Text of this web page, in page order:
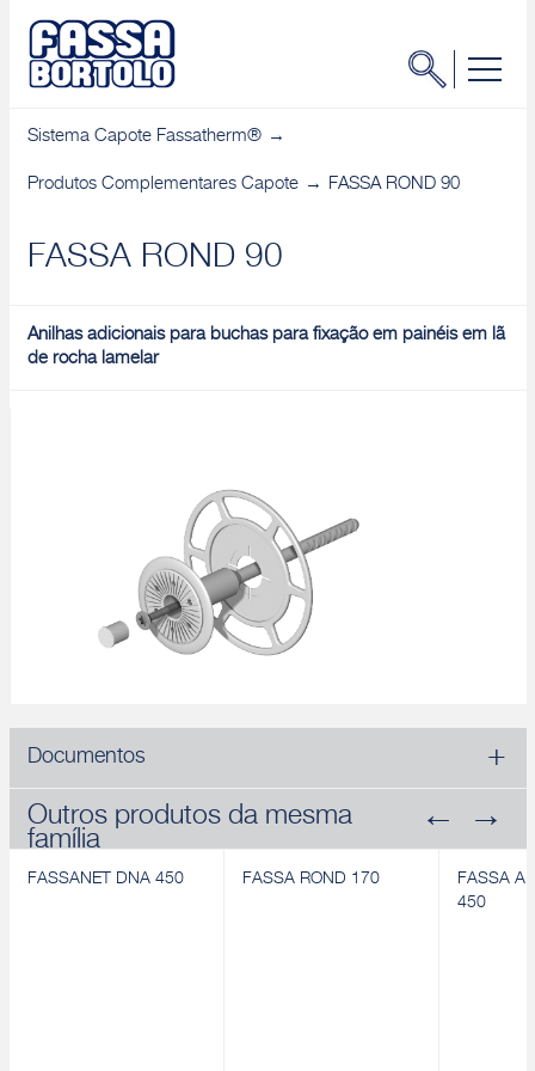
Sistema Capote Fassatherm®
Produtos Complementares Capote FASSA ROND 90
FASSA ROND 90
Anilhas adicionais para buchas para fixação em painéis em lã
de rocha lamelar
Documentos
Outros produtos da mesma
família
FASSANET DNA 450 FASSA ROND 170
FASSA
450